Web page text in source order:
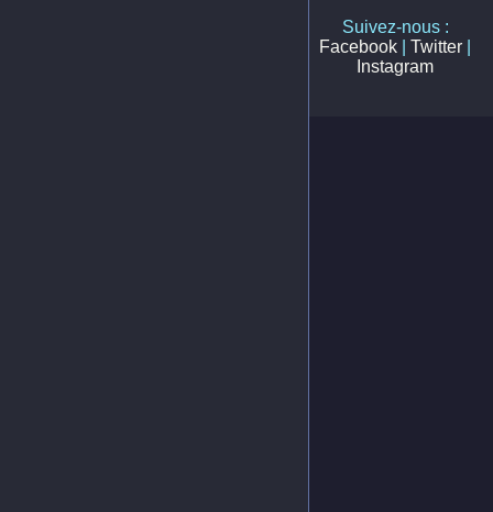
Suivez-nous :
Facebook
Twitter
Instagram